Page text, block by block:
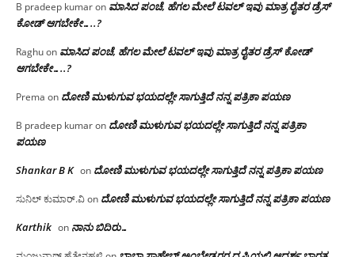
B pradeep kumaron ಮಾಸಿದ ಪಂಚೆ, ಹೆಗಲ ಮೇಲೆ ಟವಲ್‌ ಇವು ಮಾತ್ರ ರೈತರ ಡ್ರೆಸ್‌
ಕೋಡ್ ಆಗಬೇಕೇ…..?‌
Raghuon ಮಾಸಿದ ಪಂಚೆ, ಹೆಗಲ ಮೇಲೆ ಟವಲ್‌ ಇವು ಮಾತ್ರ ರೈತರ ಡ್ರೆಸ್‌ ಕೋಡ್
ಆಗಬೇಕೇ…..?‌
Prema on ದೋಣಿ ಮುಳುಗುವ ಭಯದಲ್ಲೇ ಸಾಗುತ್ತಿದೆ ನನ್ನ ಪತ್ರಿಕಾ ಪಯಣ
B pradeep kumaron ದೋಣಿ ಮುಳುಗುವ ಭಯದಲ್ಲೇ ಸಾಗುತ್ತಿದೆ ನನ್ನ ಪತ್ರಿಕಾ
ಪಯಣ
Shankar B K on ದೋಣಿ ಮುಳುಗುವ ಭಯದಲ್ಲೇ ಸಾಗುತ್ತಿದೆ ನನ್ನ ಪತ್ರಿಕಾ ಪಯಣ
ಸುನಿಲ್ ಕುಮಾರ್.ವಿon ದೋಣಿ ಮುಳುಗುವ ಭಯದಲ್ಲೇ ಸಾಗುತ್ತಿದೆ ನನ್ನ ಪತ್ರಿಕಾ ಪಯಣ
Karthik on ನಾನು ಬಿದಿರು…